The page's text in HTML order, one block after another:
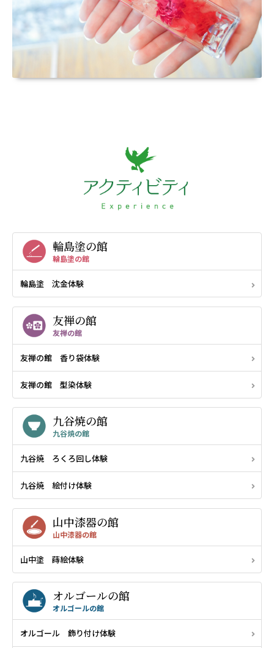
輪島塗の館
輪島塗の館
輪島塗 沈金体験
友禅の館
友禅の館
友禅の館 香り袋体験
友禅の館 型染体験
九谷焼の館
九谷焼の館
九谷焼 ろくろ回し体験
九谷焼 絵付け体験
山中漆器の館
山中漆器の館
山中塗 蒔絵体験
オルゴールの館
オルゴールの館
オルゴール 飾り付け体験